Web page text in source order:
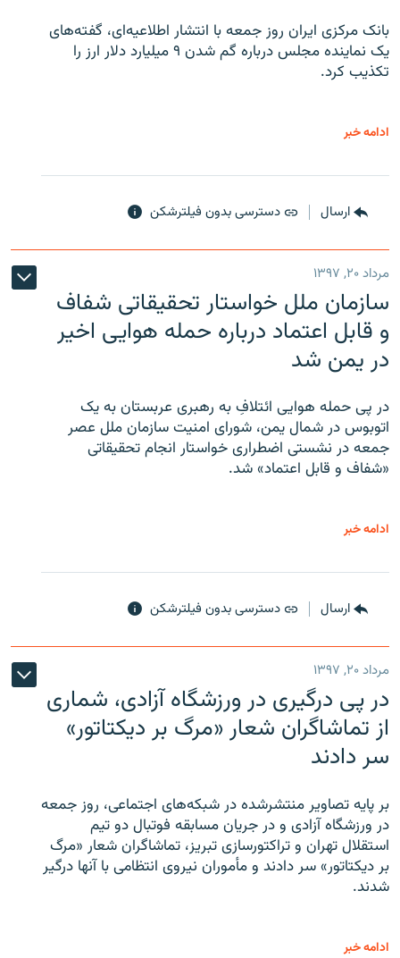
بانک مرکزی ایران روز جمعه با انتشار اطلاعیه‌ای، گفته‌های
یک نماینده مجلس درباره گم شدن ۹ میلیارد دلار ارز را
تکذیب کرد.
ادامه خبر
ارسال دسترسی بدون فیلترشکن
مرداد ۲۰, ۱۳۹۷
سازمان ملل خواستار تحقیقاتی شفاف
و قابل اعتماد درباره حمله هوایی اخیر
در یمن شد
در پی حمله هوایی ائتلافِ به رهبری عربستان به یک
اتوبوس در شمال یمن، شورای امنیت سازمان ملل عصر
جمعه در نشستی اضطراری خواستار انجام تحقیقاتی
«شفاف و قابل اعتماد» شد.
ادامه خبر
ارسال دسترسی بدون فیلترشکن
مرداد ۲۰, ۱۳۹۷
در پی درگیری در ورزشگاه آزادی، شماری
از تماشاگران شعار «مرگ بر دیکتاتور»
سر دادند
بر پایه تصاویر منتشرشده در شبکه‌های اجتماعی، روز جمعه
در ورزشگاه آزادی و در جریان مسابقه فوتبال دو تیم
استقلال تهران و تراکتورسازی تبریز، تماشاگران شعار «مرگ
بر دیکتاتور» سر دادند و مأموران نیروی انتظامی با آنها درگیر
شدند.
ادامه خبر